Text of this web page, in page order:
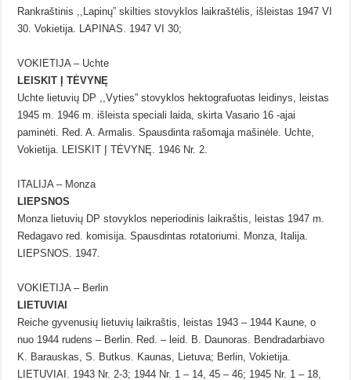
Rankraštinis ,,Lapinų” skilties stovyklos laikraštėlis, išleistas 1947 VI
30. Vokietija. LAPINAS. 1947 VI 30;
VOKIETIJA – Uchte
LEISKIT Į TĖVYNĘ
Uchte lietuvių DP ,,Vyties” stovyklos hektografuotas leidinys, leistas
1945 m. 1946 m. išleista speciali laida, skirta Vasario 16 -ajai
paminėti. Red. A. Armalis. Spausdinta rašomąja mašinėle. Uchte,
Vokietija. LEISKIT Į TĖVYNĘ. 1946 Nr. 2.
ITALIJA – Monza
LIEPSNOS
Monza lietuvių DP stovyklos neperiodinis laikraštis, leistas 1947 m.
Redagavo red. komisija. Spausdintas rotatoriumi. Monza, Italija.
LIEPSNOS. 1947.
VOKIETIJA – Berlin
LIETUVIAI
Reiche gyvenusių lietuvių laikraštis, leistas 1943 – 1944 Kaune, o
nuo 1944 rudens – Berlin. Red. – leid. B. Daunoras. Bendradarbiavo
K. Barauskas, S. Butkus. Kaunas, Lietuva; Berlin, Vokietija.
LIETUVIAI. 1943 Nr. 2-3; 1944 Nr. 1 – 14, 45 – 46; 1945 Nr. 1 – 18,